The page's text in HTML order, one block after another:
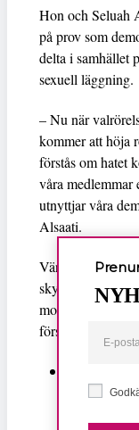
Hon och Seluah
på prov som
delta i samhället
sexuell läggning.
– Nu när
kommer att höja
förstås om hatet
våra medlemmar
utnyttjar våra
Alsaati.
Vänsterpartiet
skydda
mot folkgrupp
förslag:
uppdrag
och